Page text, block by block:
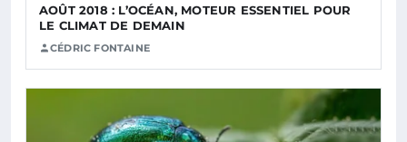
AOÛT 2018 : L’OCÉAN, MOTEUR ESSENTIEL POUR
LE CLIMAT DE DEMAIN
CÉDRIC FONTAINE